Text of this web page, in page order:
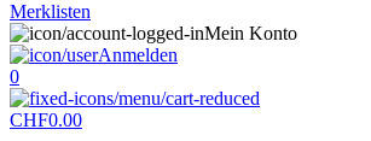
Merklisten
Mein Konto
Anmelden
0
CHF0.00